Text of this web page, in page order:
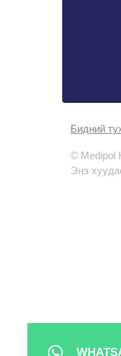
Бидний
© Medipol
Энэ